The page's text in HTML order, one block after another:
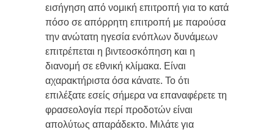
εισήγηση από νομική επιτροπή για το κατά
πόσο σε απόρρητη επιτροπή με παρούσα
την ανώτατη ηγεσία ενόπλων δυνάμεων
επιτρέπεται η βιντεοσκόπηση και η
διανομή σε εθνική κλίμακα. Είναι
αχαρακτήριστα όσα κάνατε. Το ότι
επιλέξατε εσείς σήμερα να επαναφέρετε τη
φρασεολογία περί προδοτών είναι
απολύτως απαράδεκτο. Μιλάτε για